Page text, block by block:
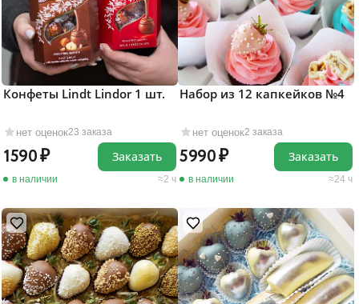
нет оценок23 заказа
Конфеты Lindt Lindor 1 шт.
1590
в наличии 2 ч
Заказать
нет оценок2 заказа
Набор из 12 капкейков №4
5990
в наличии 24 ч
Заказать